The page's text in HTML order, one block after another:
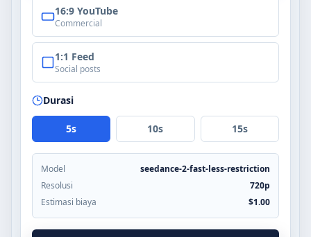
16:9 YouTube
Commercial
1:1 Feed
Social posts
Durasi
5s 10s 15s
Model
seedance-2-fast-less-restriction
Resolusi
720p
Estimasi biaya
$1.00